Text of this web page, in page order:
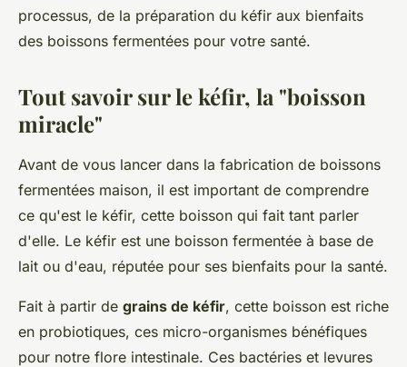
processus, de la préparation du kéfir aux bienfaits
des boissons fermentées pour votre santé.
Tout savoir sur le kéfir, la "boisson
miracle"
Avant de vous lancer dans la fabrication de boissons
fermentées maison, il est important de comprendre
ce qu'est le kéfir, cette boisson qui fait tant parler
d'elle. Le kéfir est une boisson fermentée à base de
lait ou d'eau, réputée pour ses bienfaits pour la santé.
Fait à partir de grains de kéfir, cette boisson est riche
en probiotiques, ces micro-organismes bénéfiques
pour notre flore intestinale. Ces bactéries et levures